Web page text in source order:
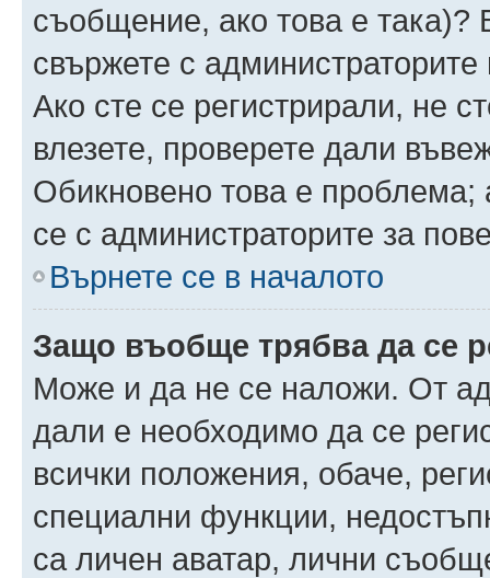
съобщение, ако това е така)?
свържете с
Ако сте се регистрирали, не
влезете, проверете дали
Обикновено това е проблема;
се с администраторите за
Върнете се в началото
Защо въобще трябва да се
Може и да не се наложи. От
дали е необходимо да се
всички положения, обаче,
специални функции,
са личен аватар, лични